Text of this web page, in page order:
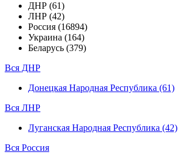
ДНР (61)
ЛНР (42)
Россия (16894)
Украина (164)
Беларусь (379)
Вся ДНР
Донецкая Народная Республика (61)
Вся ЛНР
Луганская Народная Республика (42)
Вся Россия